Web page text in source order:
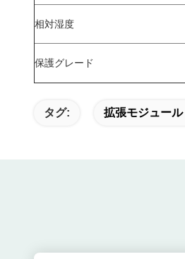
相対湿度
保護グレード
タグ: 拡張モジュール